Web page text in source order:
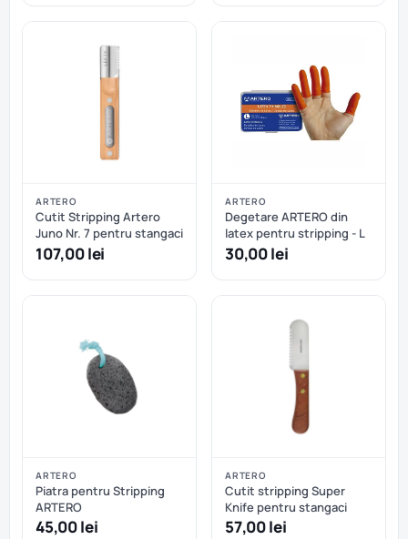
ARTERO
Cutit Stripping Artero
Juno Nr. 7 pentru stangaci
107,00 lei
ARTERO
Degetare ARTERO din
latex pentru stripping - L
30,00 lei
ARTERO
Piatra pentru Stripping
ARTERO
45,00 lei
ARTERO
Cutit stripping Super
Knife pentru stangaci
57,00 lei